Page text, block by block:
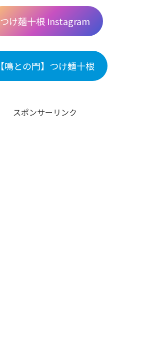
つけ麺十根 Instagram
【鳴との門】つけ麺十根
スポンサーリンク